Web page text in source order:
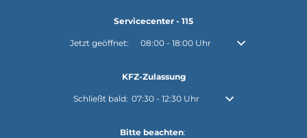
Servicecenter - 115
Klicken, um weitere Öffnungs- oder Schließzeiten
Jetzt geöffnet: 08:00 - 18:00 Uhr Von 08:00 bis
KFZ-Zulassung
Klicken, um weitere Öffnungs- oder Schließzeiten
Schließt bald: 07:30 - 12:30 Uhr Von 07:30 bis 12:30
Bitte beachten: